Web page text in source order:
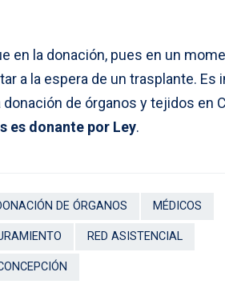
en la donación, pues en un
a la espera de un trasplante. Es
de órganos y tejidos en
es donante por Ley.
DE ÓRGANOS MÉDICOS
RED ASISTENCIAL